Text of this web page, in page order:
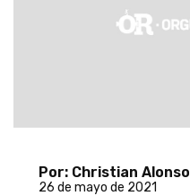
Por: Christian Alonso
26 de mayo de 2021